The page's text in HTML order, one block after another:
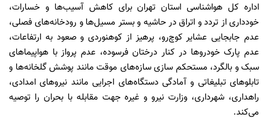
اداره کل هواشناسی استان تهران برای کاهش آسیب‌ها و خسارات،
خودداری از تردد و اتراق در حاشیه و بستر مسیل‌ها و رودخانه‌های فصلی،
عدم جابجایی عشایر کوچ‌رو، پرهیز از کوهنوردی و صعود به ارتفاعات،
عدم پارک خودروها در کنار درختان فرسوده، عدم پرواز با هواپیماهای
سبک و بالگرد، مستحکم سازی سازه‌های موقت مانند پوشش گلخانه‌ها و
تابلوهای تبلیغاتی و آمادگی دستگاه‌های اجرایی مانند نیروهای امدادی،
راهداری، شهرداری، وزارت نیرو و غیره جهت مقابله با بحران را توصیه
می‌کند.